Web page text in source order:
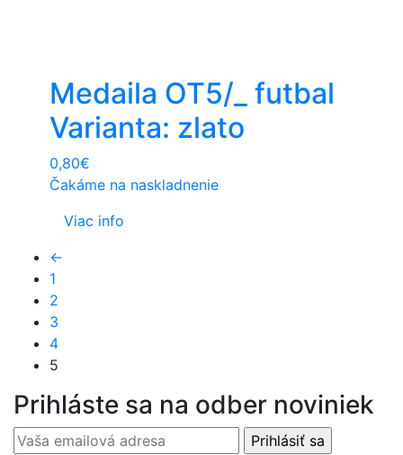
Medaila OT5/_ futbal
Varianta: zlato
0,80€
Čakáme na naskladnenie
Viac info
←
1
2
3
4
5
Prihláste sa na odber noviniek